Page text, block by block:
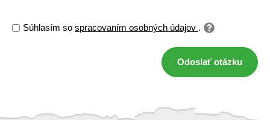
Súhlasím so spracovaním osobných údajov .
Odoslať otázku